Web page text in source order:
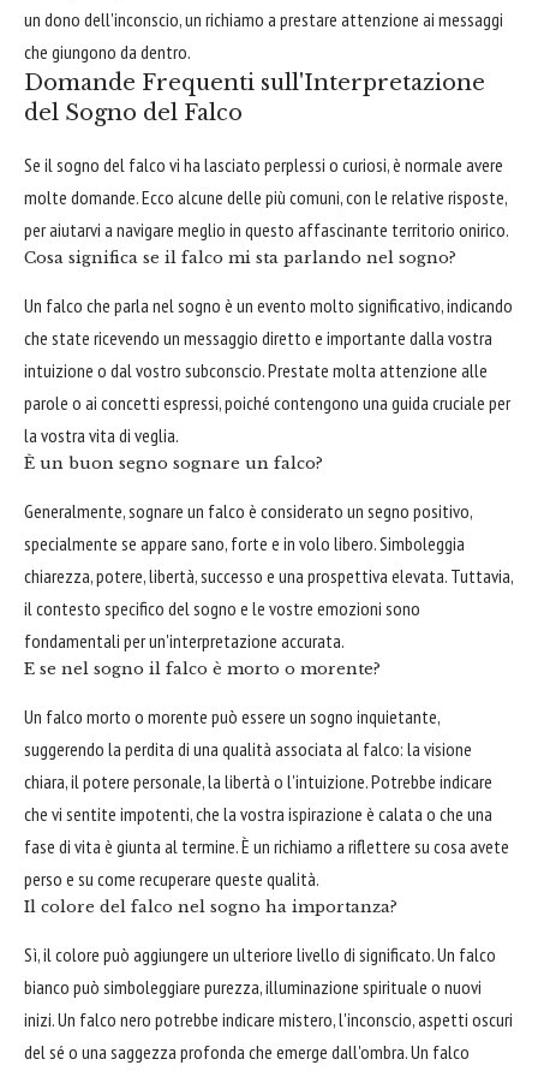
un dono dell'inconscio, un richiamo a prestare attenzione ai messaggi
che giungono da dentro.
Domande Frequenti sull'Interpretazione
del Sogno del Falco
Se il sogno del falco vi ha lasciato perplessi o curiosi, è normale avere
molte domande. Ecco alcune delle più comuni, con le relative risposte,
per aiutarvi a navigare meglio in questo affascinante territorio onirico.
Cosa significa se il falco mi sta parlando nel sogno?
Un falco che parla nel sogno è un evento molto significativo, indicando
che state ricevendo un messaggio diretto e importante dalla vostra
intuizione o dal vostro subconscio. Prestate molta attenzione alle
parole o ai concetti espressi, poiché contengono una guida cruciale per
la vostra vita di veglia.
È un buon segno sognare un falco?
Generalmente, sognare un falco è considerato un segno positivo,
specialmente se appare sano, forte e in volo libero. Simboleggia
chiarezza, potere, libertà, successo e una prospettiva elevata. Tuttavia,
il contesto specifico del sogno e le vostre emozioni sono
fondamentali per un'interpretazione accurata.
E se nel sogno il falco è morto o morente?
Un falco morto o morente può essere un sogno inquietante,
suggerendo la perdita di una qualità associata al falco: la visione
chiara, il potere personale, la libertà o l'intuizione. Potrebbe indicare
che vi sentite impotenti, che la vostra ispirazione è calata o che una
fase di vita è giunta al termine. È un richiamo a riflettere su cosa avete
perso e su come recuperare queste qualità.
Il colore del falco nel sogno ha importanza?
Sì, il colore può aggiungere un ulteriore livello di significato. Un falco
bianco può simboleggiare purezza, illuminazione spirituale o nuovi
inizi. Un falco nero potrebbe indicare mistero, l'inconscio, aspetti oscuri
del sé o una saggezza profonda che emerge dall'ombra. Un falco